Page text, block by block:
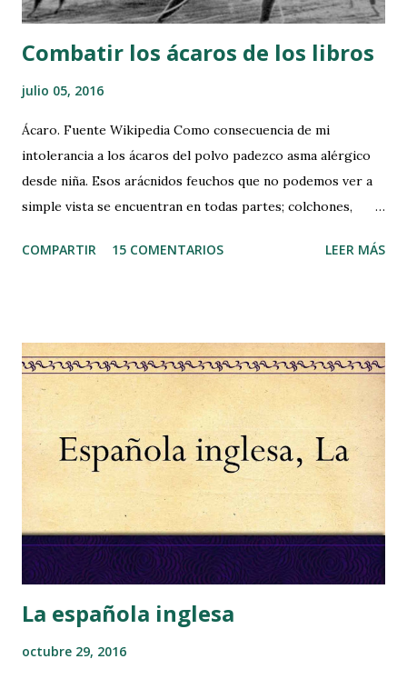
a
iCombatir los ácaros de los libros
julio 05, 2016
Ácaro. Fuente Wikipedia Como consecuencia de mi
intolerancia a los ácaros del polvo padezco asma alérgico
desde niña. Esos arácnidos feuchos que no podemos ver a
simple vista se encuentran en todas partes; colchones,
quizás algo más, comenté por Facebook mi intención de
dejar claro, que estos remedios caseros que practico
minimizan los efectos alérgicos a los ácaros, pero no hacen
que los libros estén 100% libres de alérgenos . Pues bien,
basándome en algunos consejos médicos y en la biología de
estos bichos, he elaborado un plan de choque con unos
sencillos pasos que me permiten disfrutar de los libros
viejos con menos molestias. Los ácaros del polvo
proliferan con la humedad y las temperaturas cálidas. Su
hábitat ideal se encuentra bajo parám...
COMPARTIR 15 COMENTARIOS LEER MÁS
La española inglesa
octubre 29, 2016